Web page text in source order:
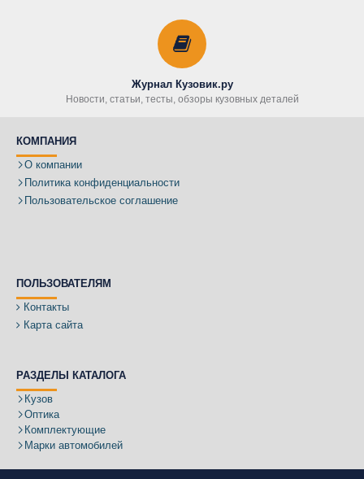
Журнал Кузовик.ру
Новости, статьи, тесты, обзоры кузовных деталей
КОМПАНИЯ
О компании
Политика конфиденциальности
Пользовательское соглашение
ПОЛЬЗОВАТЕЛЯМ
Контакты
Карта сайта
РАЗДЕЛЫ КАТАЛОГА
Кузов
Оптика
Комплектующие
Марки автомобилей